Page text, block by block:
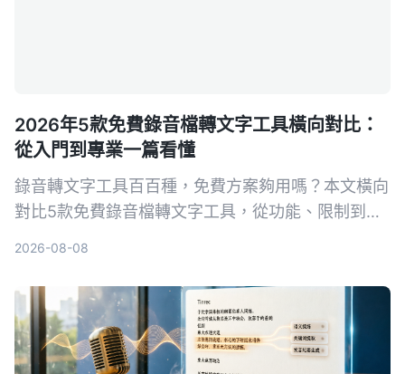
2026年5款免費錄音檔轉文字工具橫向對比：
從入門到專業一篇看懂
錄音轉文字工具百百種，免費方案夠用嗎？本文橫向
對比5款免費錄音檔轉文字工具，從功能、限制到適
2026-08-08